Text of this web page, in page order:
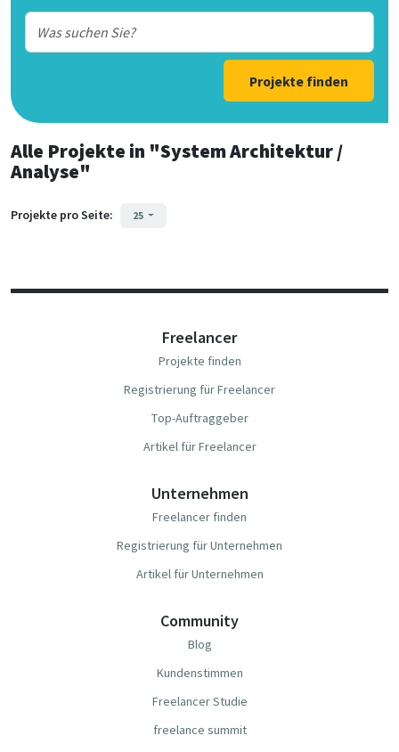
Projekte finden
Alle Projekte in "System Architektur /
Analyse"
Projekte pro Seite: 25
Freelancer
Projekte finden
Registrierung für Freelancer
Top-Auftraggeber
Artikel für Freelancer
Unternehmen
Freelancer finden
Registrierung für Unternehmen
Artikel für Unternehmen
Community
Blog
Kundenstimmen
Freelancer Studie
freelance summit